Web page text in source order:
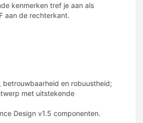
kenmerken tref je aan als
aan de rechterkant.
betrouwbaarheid en robuustheid;
met uitstekende
Design v1.5 componenten.